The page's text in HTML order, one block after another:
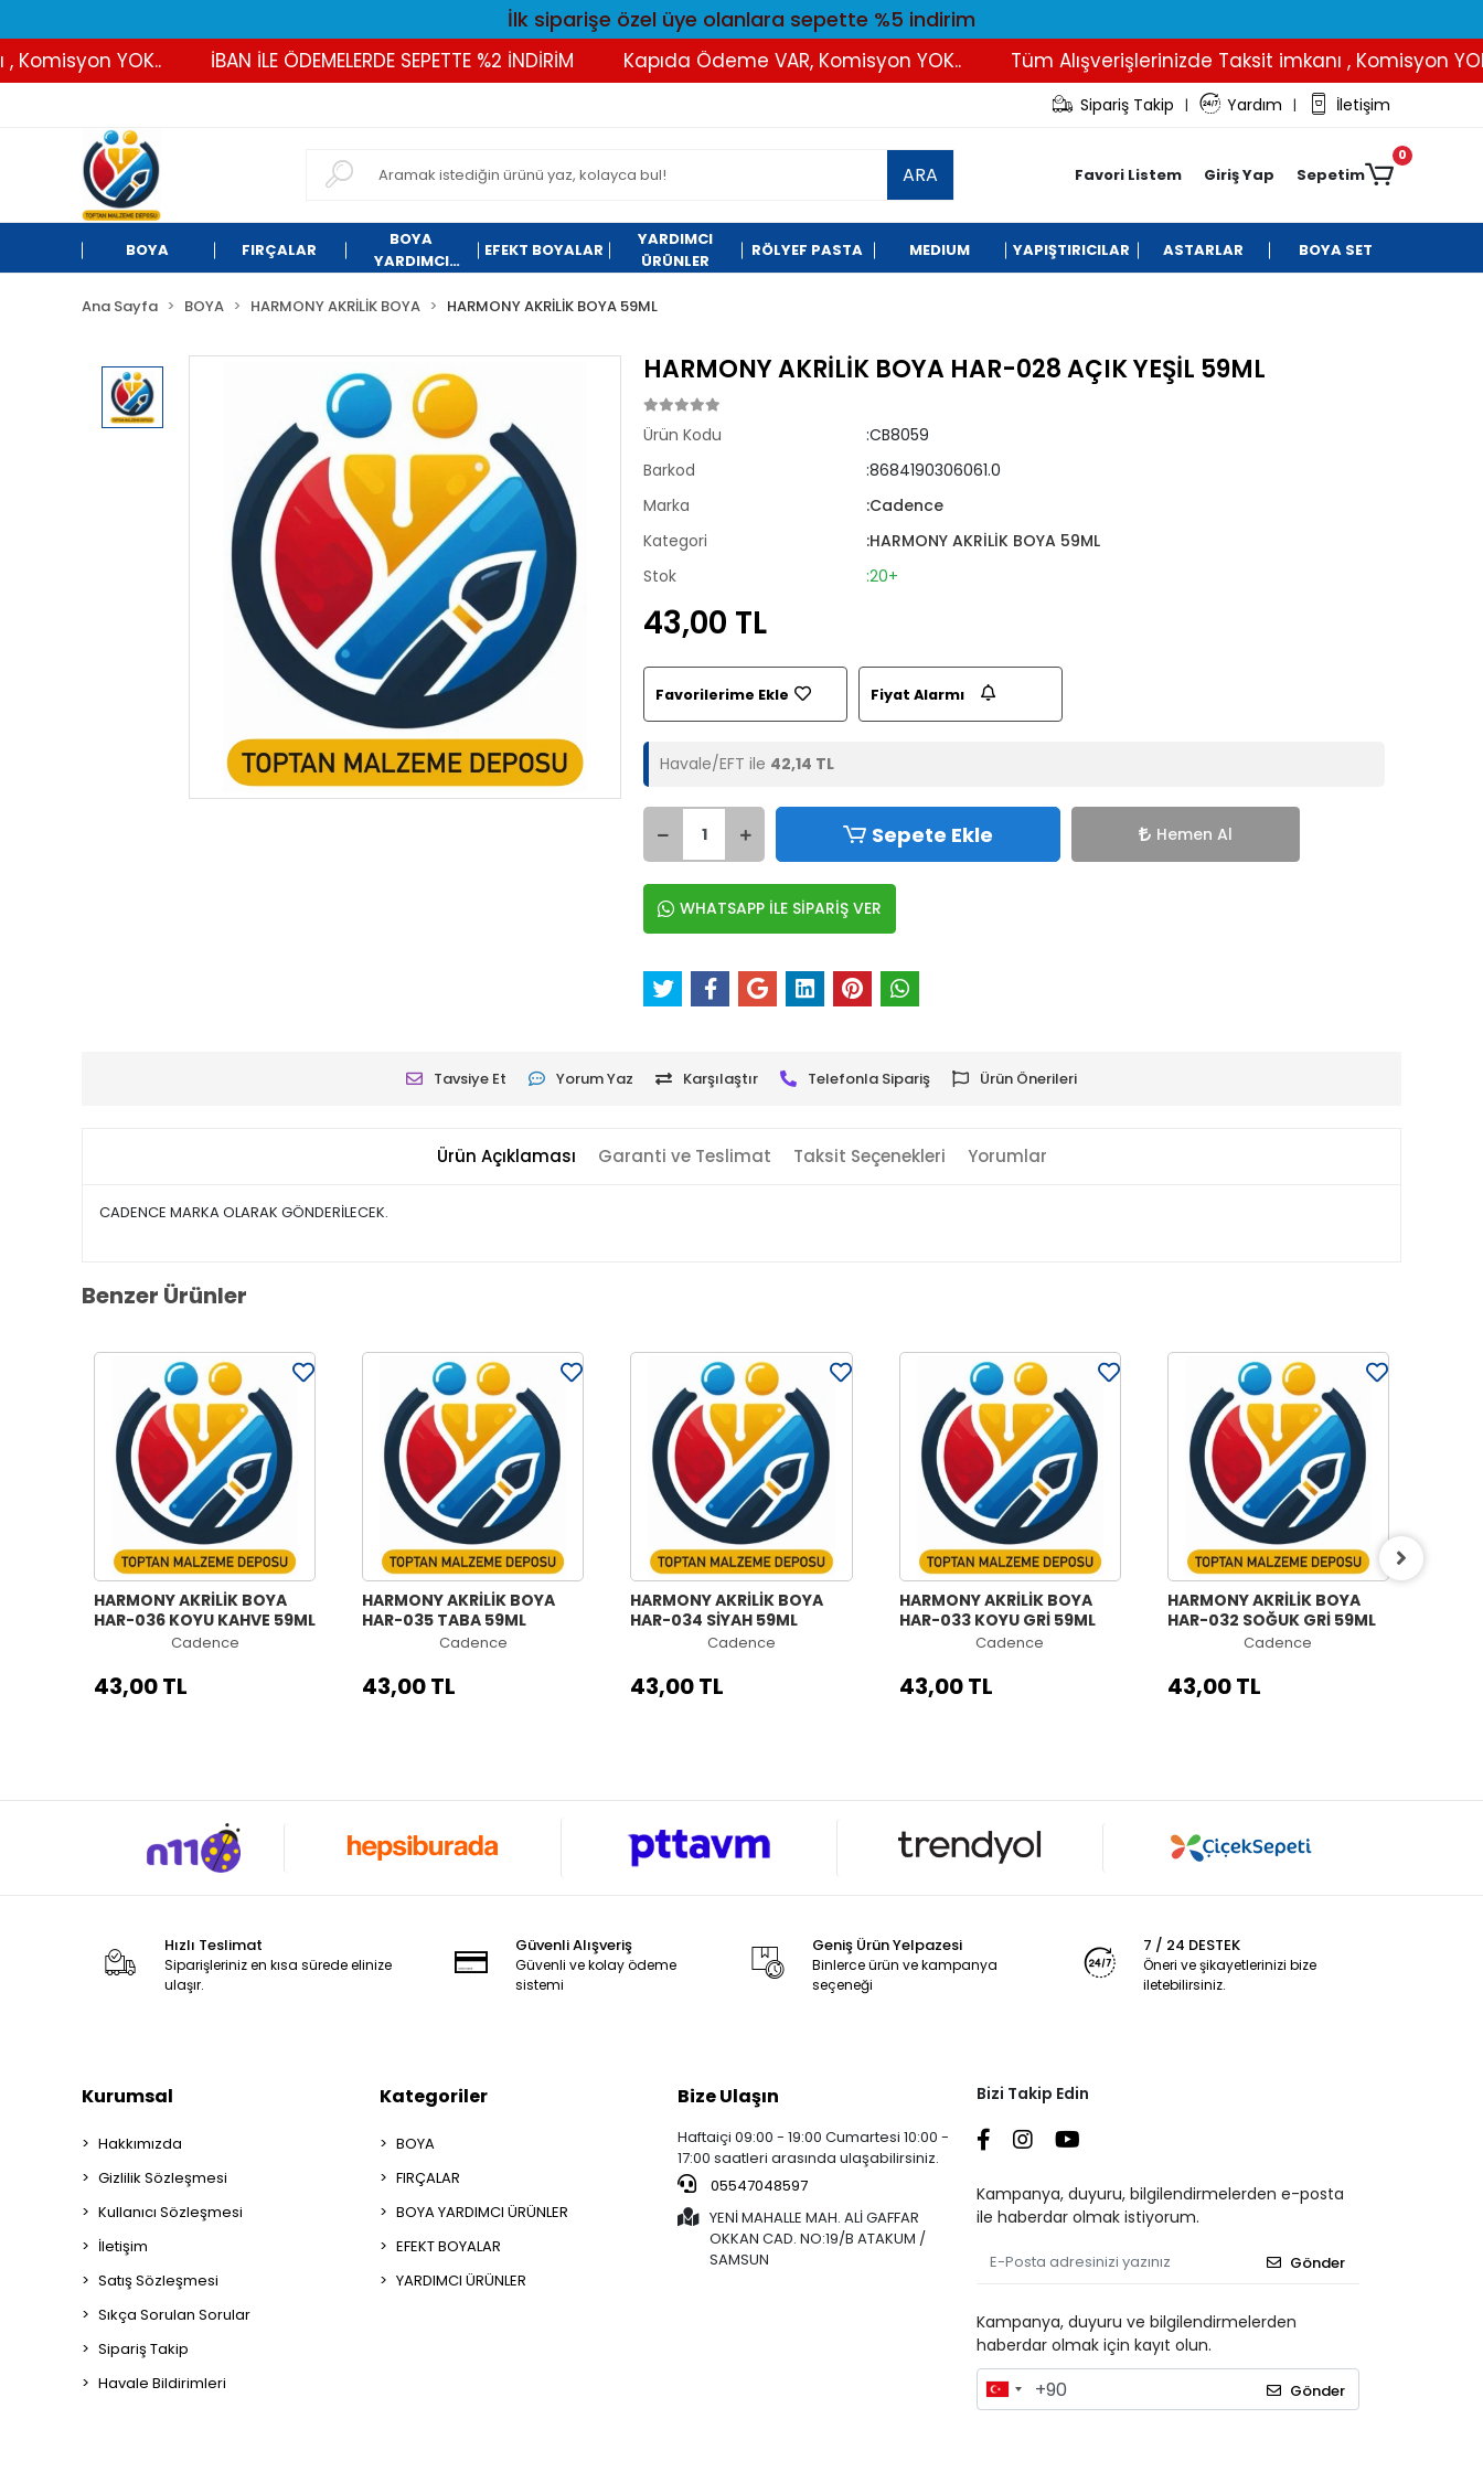
İlk siparişe özel üye olanlara sepette %5 indirim
YOK.. İBAN İLE ÖDEMELERDE SEPETTE %2 İNDİRİM Kapıda Ödeme VAR, Komisyon YOK.. Tüm Alışverişlerinizde Taksit imkanı , Komisyon YOK..
Sipariş Takip | Yardım | İletişim
ARA Favori Listem Giriş Yap Sepetim
0
BOYA FIRÇALAR
BOYA
YARDIMCI
EFEKT BOYALAR
YARDIMCI
ÜRÜNLER
RÖLYEF PASTA MEDIUM YAPIŞTIRICILAR ASTARLAR BOYA SET
Ana Sayfa BOYA HARMONY AKRİLİK BOYA HARMONY AKRİLİK BOYA 59ML
HARMONY AKRİLİK BOYA HAR-028 AÇIK YEŞİL 59ML
Ürün Kodu
:CB8059
Barkod
:8684190306061.0
Marka
:Cadence
Kategori
:HARMONY AKRİLİK BOYA 59ML
Stok
:20+
43,00 TL
Favorilerime Ekle Fiyat Alarmı
Havale/EFT ile 42,14 TL
Sepete Ekle Hemen Al
WHATSAPP İLE SİPARİŞ VER
Tavsiye Et Yorum Yaz Karşılaştır Telefonla Sipariş Ürün Önerileri
Ürün Açıklaması Garanti ve Teslimat Taksit Seçenekleri Yorumlar
CADENCE MARKA OLARAK GÖNDERİLECEK.
Benzer Ürünler
HARMONY AKRİLİK BOYA
HAR-036 KOYU KAHVE 59ML
Cadence
43,00 TL
HARMONY AKRİLİK BOYA
HAR-035 TABA 59ML
Cadence
43,00 TL
HARMONY AKRİLİK BOYA
HAR-034 SİYAH 59ML
Cadence
43,00 TL
HARMONY AKRİLİK BOYA
HAR-033 KOYU GRİ 59ML
Cadence
43,00 TL
HARMONY AKRİLİK BOYA
HAR-032 SOĞUK GRİ 59ML
Cadence
43,00 TL
Hızlı Teslimat
Siparişleriniz en kısa sürede elinize
ulaşır.
Güvenli Alışveriş
Güvenli ve kolay ödeme
sistemi
Geniş Ürün Yelpazesi
Binlerce ürün ve kampanya
seçeneği
7 / 24 DESTEK
Öneri ve şikayetlerinizi bize
iletebilirsiniz.
Kurumsal
Hakkımızda
Gizlilik Sözleşmesi
Kullanıcı Sözleşmesi
İletişim
Satış Sözleşmesi
Sıkça Sorulan Sorular
Sipariş Takip
Havale Bildirimleri
Kategoriler
BOYA
FIRÇALAR
BOYA YARDIMCI ÜRÜNLER
EFEKT BOYALAR
YARDIMCI ÜRÜNLER
Bize Ulaşın
Haftaiçi 09:00 - 19:00 Cumartesi 10:00 -
17:00 saatleri arasında ulaşabilirsiniz.
05547048597
YENİ MAHALLE MAH. ALİ GAFFAR
OKKAN CAD. NO:19/B ATAKUM /
SAMSUN
Bizi Takip Edin
Kampanya, duyuru, bilgilendirmelerden e-posta
ile haberdar olmak istiyorum.
Gönder
Kampanya, duyuru ve bilgilendirmelerden
haberdar olmak için kayıt olun.
Gönder